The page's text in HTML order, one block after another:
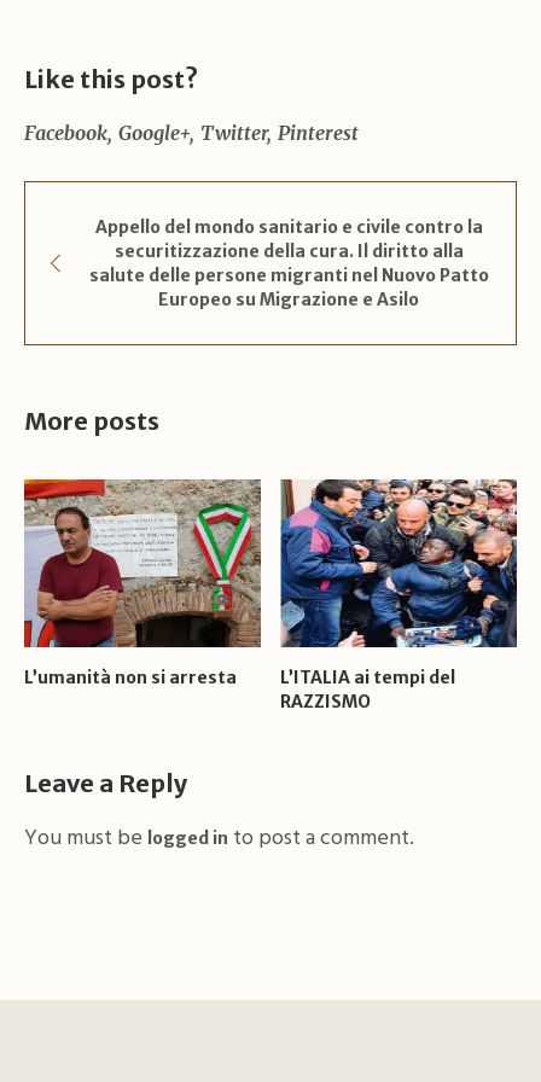
Like this post?
Facebook Google+ Twitter Pinterest
Appello del mondo sanitario e civile contro la
securitizzazione della cura. Il diritto alla
salute delle persone migranti nel Nuovo Patto
Europeo su Migrazione e Asilo
More posts
L’umanità non si arresta
L’ITALIA ai tempi del
RAZZISMO
Leave a Reply
You must be logged in to post a comment.